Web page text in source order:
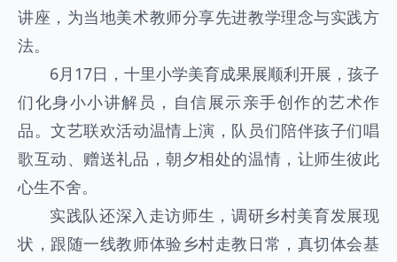
讲座，为当地美术教师分享先进教学理念与实践方
法。
6月17日，十里小学美育成果展顺利开展，孩子
们化身小小讲解员，自信展示亲手创作的艺术作
品。文艺联欢活动温情上演，队员们陪伴孩子们唱
歌互动、赠送礼品，朝夕相处的温情，让师生彼此
心生不舍。
实践队还深入走访师生，调研乡村美育发展现
状，跟随一线教师体验乡村走教日常，真切体会基